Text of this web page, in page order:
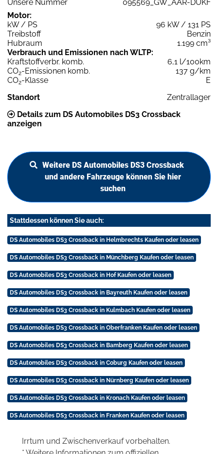
Unsere Nummer
095569_GW_AAR-DUKF
Motor:
kW / PS
96 kW / 131 PS
Treibstoff
Benzin
Hubraum
1.199 cm³
Verbrauch und Emissionen nach WLTP:
Kraftstoffverbr. komb.
6,1 l/100km
CO2-Emissionen komb.
137 g/km
CO2-Klasse
E
Standort
Zentrallager
Details zum DS Automobiles DS3 Crossback
anzeigen
Weitere DS Automobiles DS3 Crossback
und andere Fahrzeuge können Sie hier
suchen
Stattdessen können Sie auch:
DS Automobiles DS3 Crossback in Helmbrechts Kaufen oder leasen
DS Automobiles DS3 Crossback in Münchberg Kaufen oder leasen
DS Automobiles DS3 Crossback in Hof Kaufen oder leasen
DS Automobiles DS3 Crossback in Bayreuth Kaufen oder leasen
DS Automobiles DS3 Crossback in Kulmbach Kaufen oder leasen
DS Automobiles DS3 Crossback in Oberfranken Kaufen oder leasen
DS Automobiles DS3 Crossback in Bamberg Kaufen oder leasen
DS Automobiles DS3 Crossback in Coburg Kaufen oder leasen
DS Automobiles DS3 Crossback in Nürnberg Kaufen oder leasen
DS Automobiles DS3 Crossback in Kronach Kaufen oder leasen
DS Automobiles DS3 Crossback in Franken Kaufen oder leasen
Irrtum und Zwischenverkauf vorbehalten.